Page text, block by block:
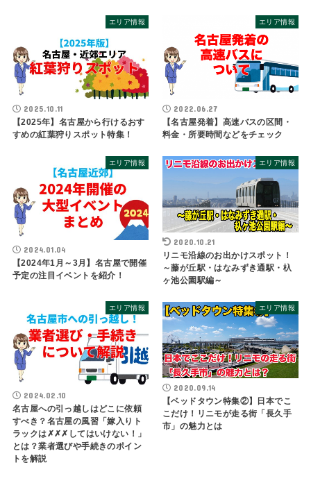
エリア情報
2025.10.11
【2025年】名古屋から行けるおす
すめの紅葉狩りスポット特集！
エリア情報
2022.06.27
【名古屋発着】高速バスの区間・
料金・所要時間などをチェック
エリア情報
2024.01.04
【2024年1月～3月】名古屋で開催
予定の注目イベントを紹介！
エリア情報
2020.10.21
リニモ沿線のお出かけスポット！
～藤が丘駅・はなみずき通駅・杁
ヶ池公園駅編～
エリア情報
2024.02.10
名古屋への引っ越しはどこに依頼
すべき？名古屋の風習「嫁入りト
ラックは✗✗✗してはいけない！」
とは？業者選びや手続きのポイン
トを解説
エリア情報
2020.09.14
【ベッドタウン特集②】日本でこ
こだけ！リニモが走る街「長久手
市」の魅力とは